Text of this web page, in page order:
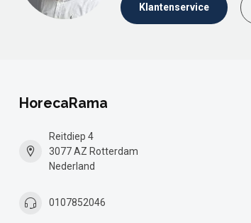
Klantenservice
HorecaRama
Reitdiep 4
3077 AZ Rotterdam
Nederland
0107852046